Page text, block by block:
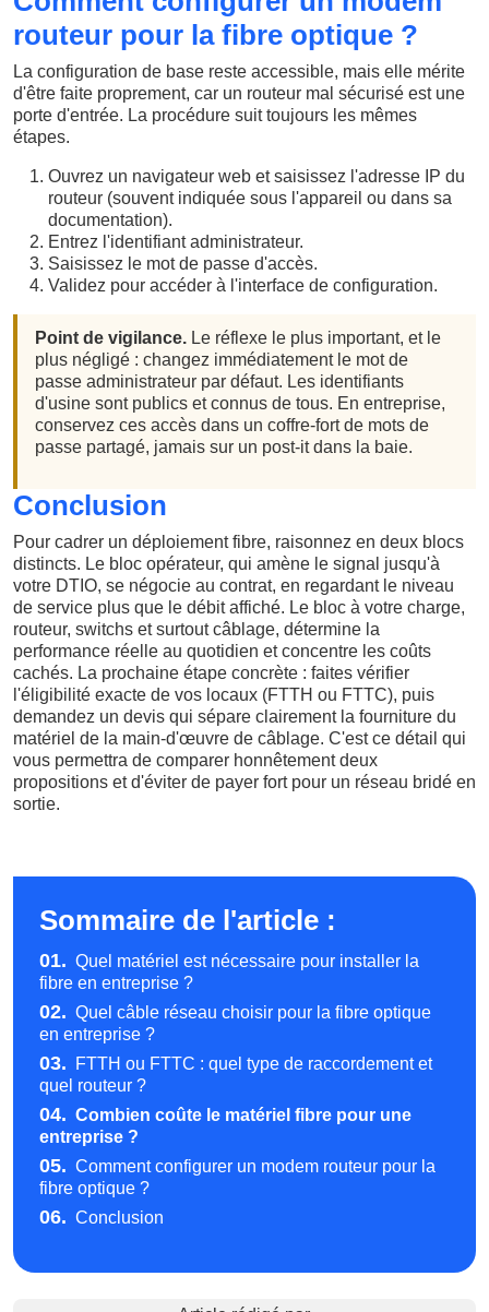
routeur pour la fibre optique ?
La configuration de base reste accessible, mais elle mérite
d'être faite proprement, car un routeur mal sécurisé est une
porte d'entrée. La procédure suit toujours les mêmes
étapes.
Ouvrez un navigateur web et saisissez l'adresse IP du
routeur (souvent indiquée sous l'appareil ou dans sa
documentation).
Entrez l'identifiant administrateur.
Saisissez le mot de passe d'accès.
Validez pour accéder à l'interface de configuration.
Point de vigilance. Le réflexe le plus important, et le
plus négligé : changez immédiatement le mot de
passe administrateur par défaut. Les identifiants
d'usine sont publics et connus de tous. En entreprise,
conservez ces accès dans un coffre-fort de mots de
passe partagé, jamais sur un post-it dans la baie.
Conclusion
Pour cadrer un déploiement fibre, raisonnez en deux blocs
distincts. Le bloc opérateur, qui amène le signal jusqu'à
votre DTIO, se négocie au contrat, en regardant le niveau
de service plus que le débit affiché. Le bloc à votre charge,
routeur, switchs et surtout câblage, détermine la
performance réelle au quotidien et concentre les coûts
cachés. La prochaine étape concrète : faites vérifier
l'éligibilité exacte de vos locaux (FTTH ou FTTC), puis
demandez un devis qui sépare clairement la fourniture du
matériel de la main-d'œuvre de câblage. C'est ce détail qui
vous permettra de comparer honnêtement deux
propositions et d'éviter de payer fort pour un réseau bridé en
sortie.
Sommaire de l'article :
01. Quel matériel est nécessaire pour installer la
fibre en entreprise ?
02. Quel câble réseau choisir pour la fibre optique
en entreprise ?
03.
FTTH ou FTTC : quel type de raccordement et
quel routeur ?
04. Combien coûte le matériel fibre pour une
entreprise ?
05. Comment configurer un modem routeur pour la
fibre optique ?
06. Conclusion